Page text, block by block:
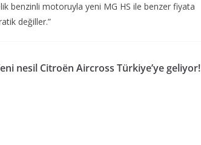
benzinli motoruyla yeni MG HS ile benzer fiyata
değiller.”
nesil Citroën Aircross Türkiye’ye geliyor!